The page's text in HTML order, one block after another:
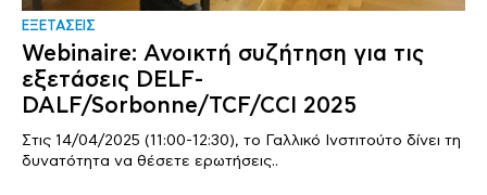
ΕΞΕΤΑΣΕΙΣ
Webinaire: Ανοικτή συζήτηση για τις
εξετάσεις DELF-
DALF/Sorbonne/TCF/CCI 2025
Στις 14/04/2025 (11:00-12:30), το Γαλλικό Ινστιτούτο δίνει τη
δυνατότητα να θέσετε ερωτήσεις..